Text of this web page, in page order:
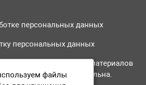
персональных данных
персональных данных
использовании материалов
на tvr24.tv обязательна.
файлы